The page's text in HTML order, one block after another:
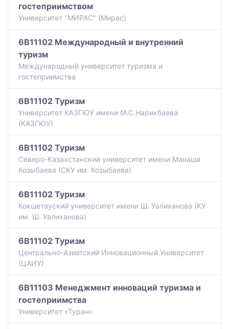
гостеприимством
Университет "МИРАС" (Мирас)
6B11102 Международный и внутренний
туризм
Международный университет туризма и
гостеприимства
6B11102 Туризм
Университет КАЗГЮУ имени М.С.Нарикбаева
(КАЗГЮУ)
6B11102 Туризм
Северо-Казахстанский университет имени Манаша
Козыбаева (СКУ им. Козыбаева)
6B11102 Туризм
Кокшетауский университет имени Ш. Уалиханова (КУ
им. Ш. Уалиханова)
6B11102 Туризм
Центрально-Азиатский Инновационный Университет
(ЦАИУ)
6B11103 Менеджмент инноваций туризма и
гостеприимства
Университет «Туран»